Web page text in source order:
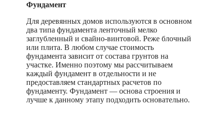
Фундамент
Для деревянных домов используются в основном
два типа фундамента ленточный мелко
заглубленный и свайно-винтовой. Реже блочный
или плита. В любом случае стоимость
фундамента зависит от состава грунтов на
участке. Именно поэтому мы рассчитываем
каждый фундамент в отдельности и не
предоставляем стандартных расчетов по
фундаменту. Фундамент — основа строения и
лучше к данному этапу подходить основательно.